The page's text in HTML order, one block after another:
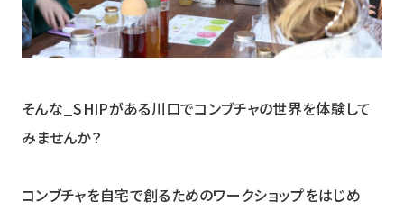
そんな_SHIPがある川口でコンブチャの世界を体験して
みませんか？
コンブチャを自宅で創るためのワークショップをはじめ